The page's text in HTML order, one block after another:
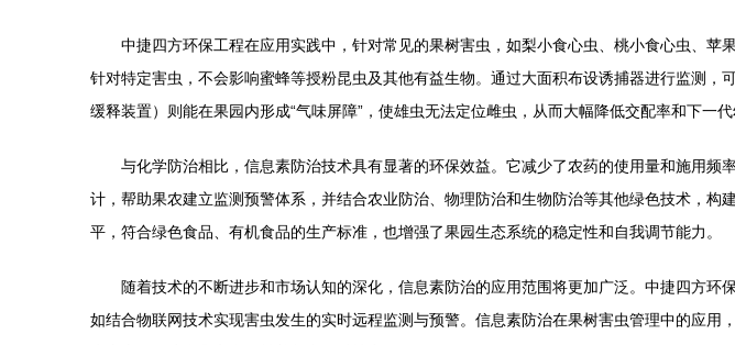
中捷四方环保工程在应用实践中，针对常见的果树害虫，如梨小食心虫、桃小食心虫、
针对特定害虫，不会影响蜜蜂等授粉昆虫及其他有益生物。通过大面积布设诱捕器进行监测
缓释装置）则能在果园内形成“气味屏障”，使雄虫无法定位雌虫，从而大幅降低交配率和下一代
与化学防治相比，信息素防治技术具有显著的环保效益。它减少了农药的使用量和施用
计，帮助果农建立监测预警体系，并结合农业防治、物理防治和生物防治等其他绿色技术，
平，符合绿色食品、有机食品的生产标准，也增强了果园生态系统的稳定性和自我调节能力。
随着技术的不断进步和市场认知的深化，信息素防治的应用范围将更加广泛。中捷四方
如结合物联网技术实现害虫发生的实时远程监测与预警。信息素防治在果树害虫管理中的应